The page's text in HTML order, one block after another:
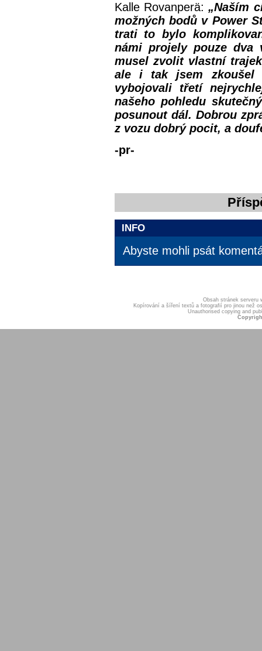
Kalle Rovanperä:„Naším
možných bodů v Power
trati to bylo
námi projely pouze dva
musel zvolit vlastní
ale i tak jsem zkoušel
vybojovali třetí
našeho pohledu
posunout dál. Dobrou
z vozu dobrý pocit, a
-pr-
INFO
Abyste mohli psát
Obsah stránek serveru
Kopírování a šíření textů a fotografií pro jinou než
Unauthorised copying and